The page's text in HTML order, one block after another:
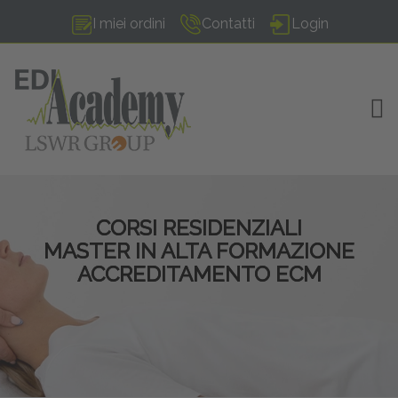
I miei ordini Contatti Login
CORSI RESIDENZIALI
MASTER IN ALTA FORMAZIONE
ACCREDITAMENTO ECM